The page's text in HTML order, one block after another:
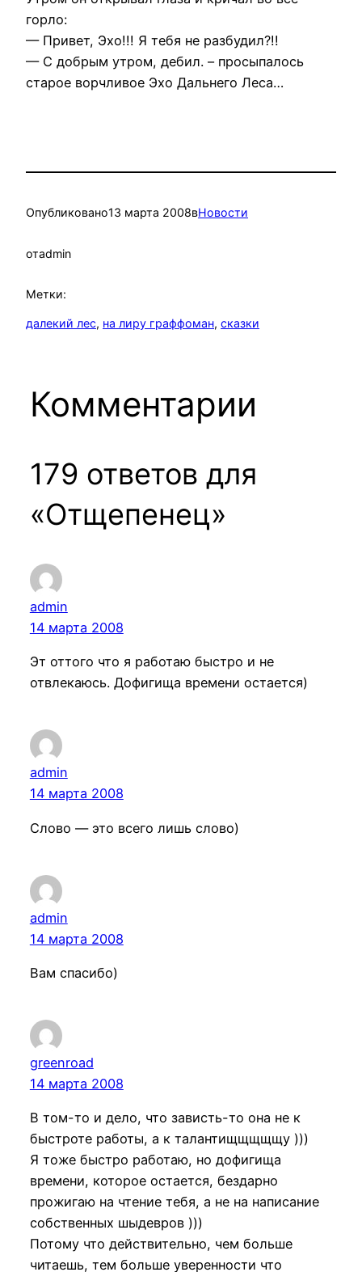
горло:
— Привет, Эхо!!! Я тебя не разбудил?!!
— С добрым утром, дебил. – просыпалось
старое ворчливое Эхо Дальнего Леса…
Опубликовано13 марта 2008вНовости
отadmin
Метки:
далекий лес, на лиру граффоман, сказки
Комментарии
179 ответов для
«Отщепенец»
admin
14 марта 2008
Эт оттого что я работаю быстро и не
отвлекаюсь. Дофигища времени остается)
admin
14 марта 2008
Слово — это всего лишь слово)
admin
14 марта 2008
Вам спасибо)
greenroad
14 марта 2008
В том-то и дело, что зависть-то она не к
быстроте работы, а к талантищщщщщу )))
Я тоже быстро работаю, но дофигища
времени, которое остается, бездарно
прожигаю на чтение тебя, а не на написание
собственных шыдевров )))
Потому что действительно, чем больше
читаешь, тем больше уверенности что